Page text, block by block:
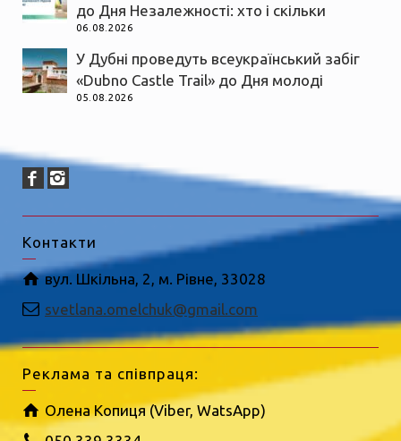
до Дня Незалежності: хто і скільки
06.08.2026
У Дубні проведуть всеукраїнський забіг
«Dubno Castle Trail» до Дня молоді
05.08.2026
Контакти
вул. Шкільна, 2, м. Рівне, 33028
svetlana.omelchuk@gmail.com
Реклама та співпраця:
Олена Копиця (Viber, WatsApp)